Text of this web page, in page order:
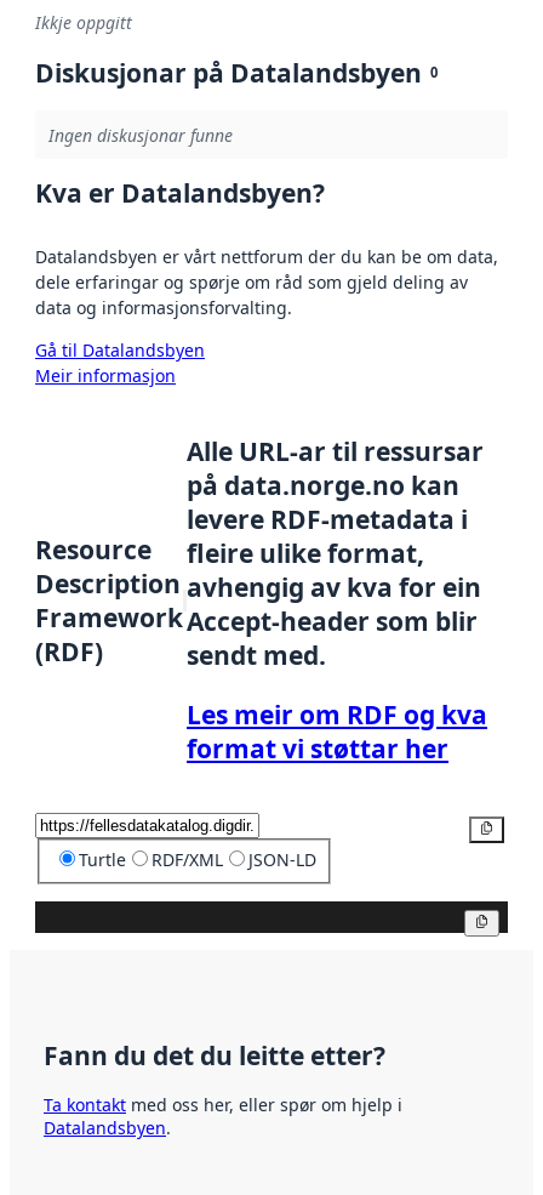
Ikkje oppgitt
Diskusjonar på Datalandsbyen 0
Ingen diskusjonar funne
Kva er Datalandsbyen?
Datalandsbyen er vårt nettforum der du kan be om data,
dele erfaringar og spørje om råd som gjeld deling av
data og informasjonsforvalting.
Gå til Datalandsbyen
Meir informasjon
Resource
Description
Framework
(RDF)
Alle URL-ar til ressursar
på data.norge.no kan
levere RDF-metadata i
fleire ulike format,
avhengig av kva for ein
Accept-header som blir
sendt med.
Les meir om RDF og kva
format vi støttar her
Turtle RDF/XML JSON-LD
Fann du det du leitte etter?
Ta kontakt med oss her, eller spør om hjelp i
Datalandsbyen.